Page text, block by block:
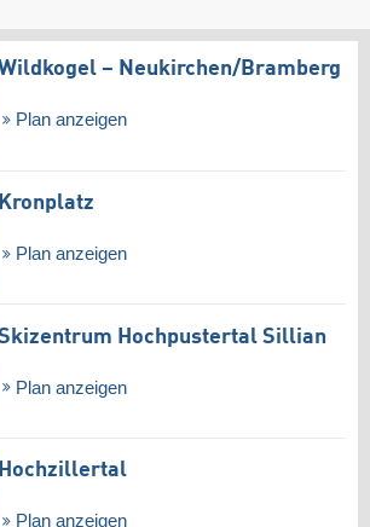
– Neukirchen/​Bramberg
Plan anzeigen
Kronplatz
Plan anzeigen
Hochpustertal Sillian
Plan anzeigen
Hochzillertal
Plan anzeigen